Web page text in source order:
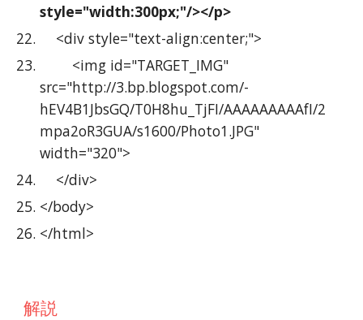
style="width:300px;"/></p>
    <div style="text-align:center;">
src="http://3.bp.blogspot.com/-
hEV4B1JbsGQ/T0H8hu_TjFI/AAAAAAAAAfI/2
mpa2oR3GUA/s1600/Photo1.JPG"
width="320">
    </div>
</body>
</html>
解説